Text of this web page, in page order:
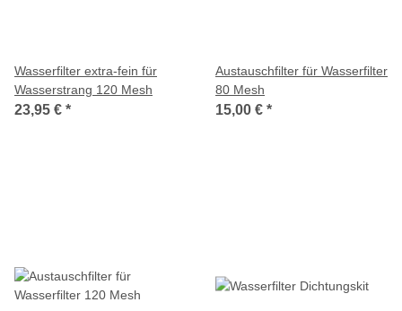
Wasserfilter extra-fein für
Wasserstrang 120 Mesh
23,95 € *
Austauschfilter für Wasserfilter
80 Mesh
15,00 € *